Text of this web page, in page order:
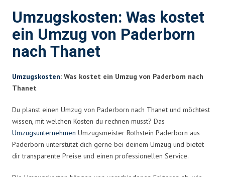
Umzugskosten: Was kostet
ein Umzug von Paderborn
nach Thanet
Umzugskosten: Was kostet ein Umzug von Paderborn nach
Thanet
Du planst einen Umzug von Paderborn nach Thanet und möchtest
wissen, mit welchen Kosten du rechnen musst? Das
Umzugsunternehmen Umzugsmeister Rothstein Paderborn aus
Paderborn unterstützt dich gerne bei deinem Umzug und bietet
dir transparente Preise und einen professionellen Service.